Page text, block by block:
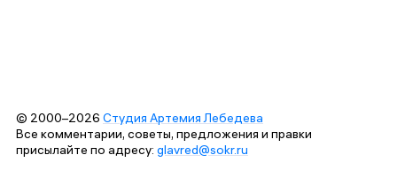
© 2000–2026 Студия Артемия Лебедева
Все комментарии, советы, предложения и правки
присылайте по адресу: glavred@sokr.ru